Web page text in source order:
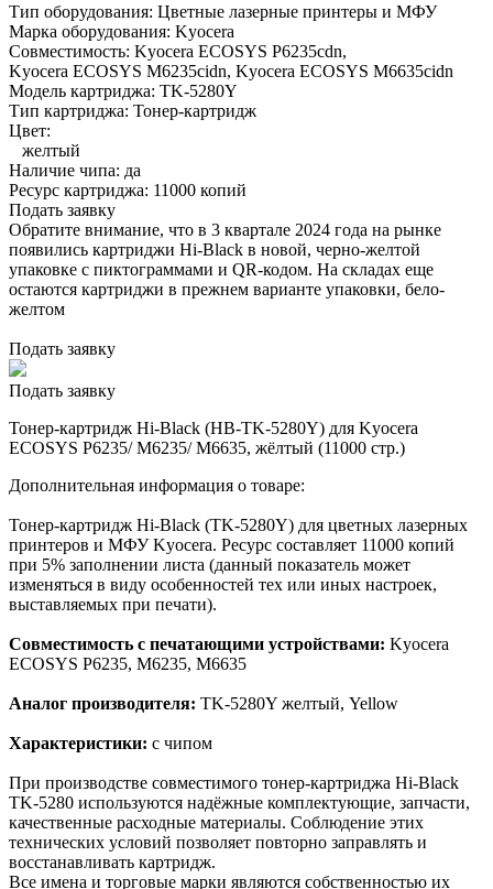
Тип оборудования: Цветные лазерные принтеры и МФУ
Марка оборудования: Kyocera
Совместимость: Kyocera ECOSYS P6235cdn,
Kyocera ECOSYS M6235cidn, Kyocera ECOSYS M6635cidn
Модель картриджа: TK-5280Y
Тип картриджа: Тонер-картридж
Цвет:
желтый
Наличие чипа: да
Ресурс картриджа: 11000 копий
Подать заявку
Обратите внимание, что в 3 квартале 2024 года на рынке
появились картриджи Hi-Black в новой, черно-желтой
упаковке с пиктограммами и QR-кодом. На складах еще
остаются картриджи в прежнем варианте упаковки, бело-
желтом
Подать заявку
Подать заявку
Тонер-картридж Hi-Black (HB-TK-5280Y) для Kyocera
ECOSYS P6235/ M6235/ M6635, жёлтый (11000 стр.)
Дополнительная информация о товаре:
Тонер-картридж Hi-Black (TK-5280Y) для цветных лазерных
принтеров и МФУ Kyocera. Ресурс составляет 11000 копий
при 5% заполнении листа (данный показатель может
изменяться в виду особенностей тех или иных настроек,
выставляемых при печати).
Совместимость с печатающими устройствами: Kyocera
ECOSYS P6235, M6235, M6635
Аналог производителя: TK-5280Y желтый, Yellow
Характеристики: с чипом
При производстве совместимого тонер-картриджа Hi-Black
TK-5280 используются надёжные комплектующие, запчасти,
качественные расходные материалы. Соблюдение этих
технических условий позволяет повторно заправлять и
восстанавливать картридж.
Все имена и торговые марки являются собственностью их